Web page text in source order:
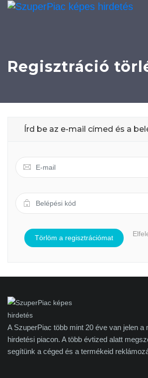
Regisztráció
Írd be az e-mail címed és a
Törlöm a regisztrációmat
A SzuperPiac több mint 20 éve van jelen a
hirdetési piacon. A több évtized alatt
segítünk a céged és a termékeid